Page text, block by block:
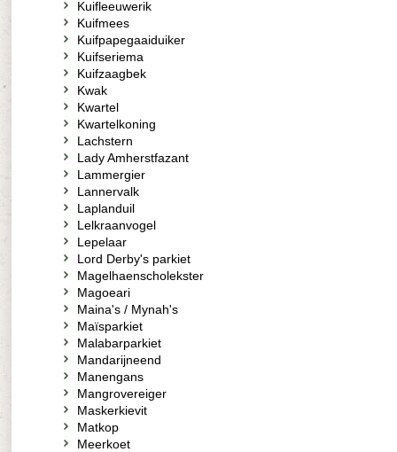
Kuifleeuwerik
Kuifmees
Kuifpapegaaiduiker
Kuifseriema
Kuifzaagbek
Kwak
Kwartel
Kwartelkoning
Lachstern
Lady Amherstfazant
Lammergier
Lannervalk
Laplanduil
Lelkraanvogel
Lepelaar
Lord Derby's parkiet
Magelhaenscholekster
Magoeari
Maina's / Mynah's
Maïsparkiet
Malabarparkiet
Mandarijneend
Manengans
Mangrovereiger
Maskerkievit
Matkop
Meerkoet